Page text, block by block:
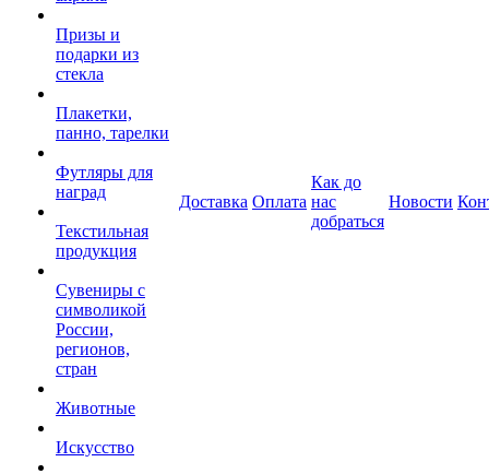
Призы и
подарки из
стекла
Плакетки,
панно, тарелки
Футляры для
наград
Текстильная
продукция
Сувениры с
символикой
России,
регионов,
стран
Животные
Искусство
Доставка Оплата
Как до
нас
добраться
Новости